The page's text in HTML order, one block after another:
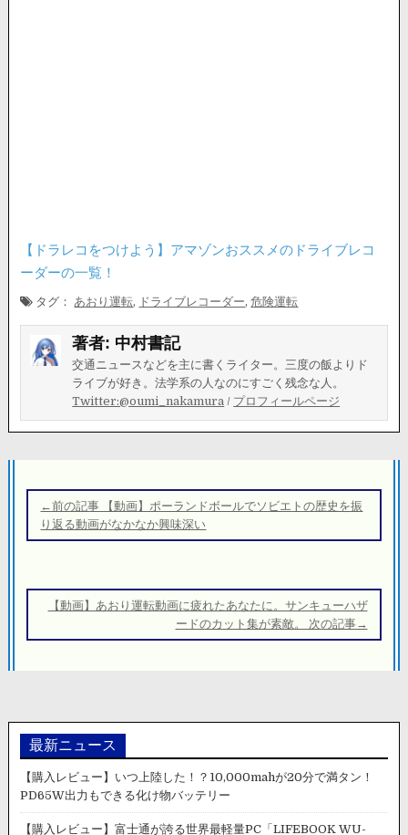
【ドラレコをつけよう】アマゾンおススメのドライブレコ
ーダーの一覧！
タグ： あおり運転, ドライブレコーダー,危険運転
著者: 中村書記
交通ニュースなどを主に書くライター。三度の飯よりド
ライブが好き。法学系の人なのにすごく残念な人。
Twitter:@oumi_nakamura / プロフィールページ
稿
ナ
ー
←前の記事 【動画】ポーランドボールでソビエトの歴史を振
り返る動画がなかなか興味深い
【動画】あおり運転動画に疲れたあなたに。サンキューハザ
ードのカット集が素敵。 次の記事→
最新ニュース
【購入レビュー】いつ上陸した！？10,000mahが20分で満タン！
PD65W出力もできる化け物バッテリー
【購入レビュー】富士通が誇る世界最軽量PC「LIFEBOOK WU-